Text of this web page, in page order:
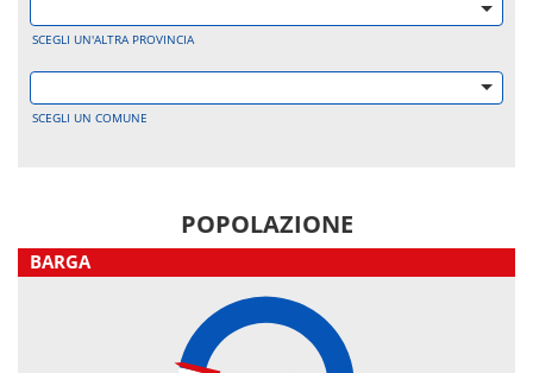
SCEGLI UN'ALTRA PROVINCIA
SCEGLI UN COMUNE
POPOLAZIONE
BARGA